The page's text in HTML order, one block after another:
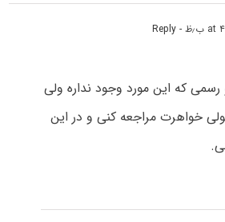
- Reply
که این مورد وجود نداره ولی
خواهرت مراجعه کنی و در این